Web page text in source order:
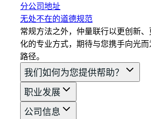
分公司地址
无处不在的道德规范
常规方法之外，仲量联行以更创新
化的专业方式，期待与您携手向光
路径。
我们如何为您提供帮助？
职业发展
公司信息